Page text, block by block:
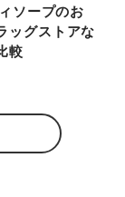
ソープのお
ッグストアな
較